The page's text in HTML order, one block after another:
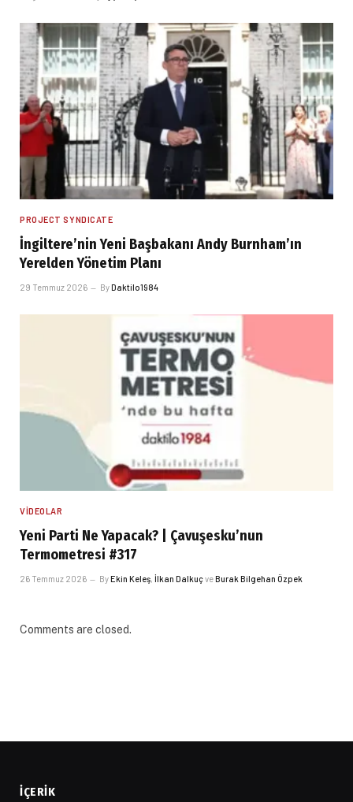
PROJECT SYNDICATE
İngiltere’nin Yeni Başbakanı Andy Burnham’ın
Yerelden Yönetim Planı
29 Temmuz 2026 ByDaktilo1984
VIDEOLAR
Yeni Parti Ne Yapacak? | Çavuşesku’nun
Termometresi #317
26 Temmuz 2026 ByEkin Keleş, İlkan DalkuçveBurak Bilgehan Özpek
Comments are closed.
İÇERIK